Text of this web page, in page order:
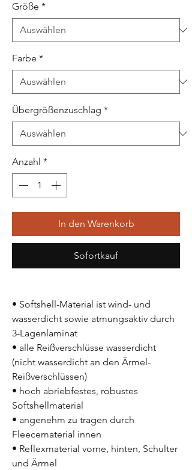
Größe *
Farbe *
Übergrößenzuschlag *
Anzahl *
In den Warenkorb
Sofortkauf
• Softshell-Material ist wind- und
wasserdicht sowie atmungsaktiv durch
3-Lagenlaminat
• alle Reißverschlüsse wasserdicht
(nicht wasserdicht an den Ärmel-
Reißverschlüssen)
• hoch abriebfestes, robustes
Softshellmaterial
• angenehm zu tragen durch
Fleecematerial innen
• Reflexmaterial vorne, hinten, Schulter
und Ärmel